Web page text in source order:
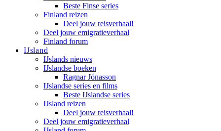
Beste Finse series
Finland reizen
Deel jouw reisverhaal!
Deel jouw emigratieverhaal
Finland forum
IJsland
IJslands nieuws
IJslandse boeken
Ragnar Jónasson
IJslandse series en films
Beste IJslandse series
IJsland reizen
Deel jouw reisverhaal!
Deel jouw emigratieverhaal